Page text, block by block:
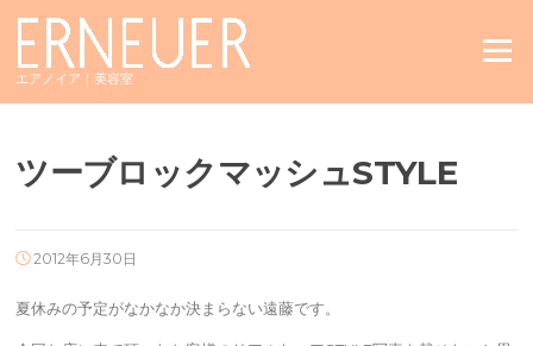
content
エアノイア｜美容室
Menu
ツーブロックマッシュSTYLE
2012年6月30日
夏休みの予定がなかなか決まらない遠藤です。